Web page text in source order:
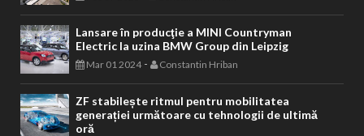
Lansare în producţie a MINI Countryman
Electric la uzina BMW Group din Leipzig
Mar 01 2024- Constantin Hriban
ZF stabilește ritmul pentru mobilitatea
generației următoare cu tehnologii de ultimă
oră